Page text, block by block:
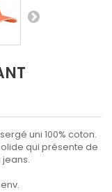
sergé uni 100% coton.
qui présente de